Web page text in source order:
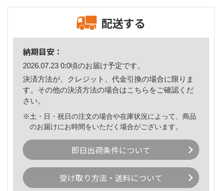
配送する
納期目安：
2026.07.23 0:0頃のお届け予定です。
決済方法が、クレジット、代金引換の場合に限りま
す。その他の決済方法の場合はこちら をご確認くだ
さい。
※土・日・祝日の注文の場合や在庫状況によって、商品
のお届けにお時間をいただく場合がございます。
即日出荷条件について
受け取り方法・送料について